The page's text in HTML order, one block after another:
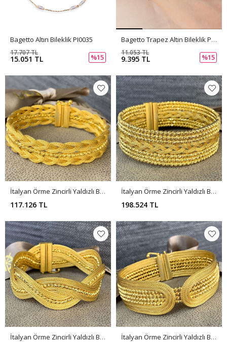
Bagetto Altın Bileklik PI0035
15.051 TL
17.707 TL
%15
Bagetto Trapez Altın Bileklik PI0034
9.395 TL
11.053 TL
%15
İtalyan Örme Zincirli Yaldızlı Bileklik BL0155
117.126 TL
İtalyan Örme Zincirli Yaldızlı Bileklik BL0154
198.524 TL
İtalyan Örme Zincirli Yaldızlı Bileklik BL0153 İtalyan Örme Zincirli Yaldızlı Bileklik BL0146